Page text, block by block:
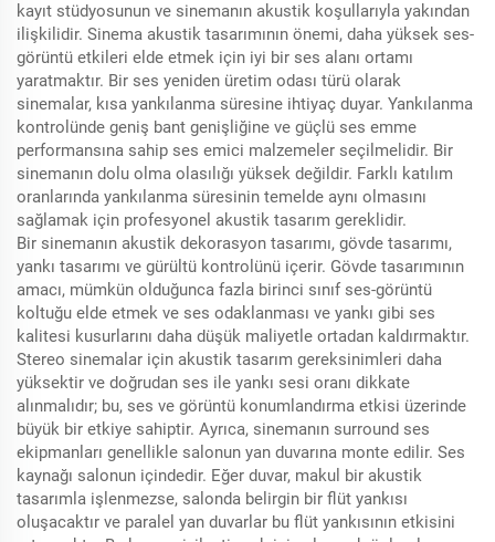
kayıt stüdyosunun ve sinemanın akustik koşullarıyla yakından
ilişkilidir. Sinema akustik tasarımının önemi, daha yüksek ses-
görüntü etkileri elde etmek için iyi bir ses alanı ortamı
yaratmaktır. Bir ses yeniden üretim odası türü olarak
sinemalar, kısa yankılanma süresine ihtiyaç duyar. Yankılanma
kontrolünde geniş bant genişliğine ve güçlü ses emme
performansına sahip ses emici malzemeler seçilmelidir. Bir
sinemanın dolu olma olasılığı yüksek değildir. Farklı katılım
oranlarında yankılanma süresinin temelde aynı olmasını
sağlamak için profesyonel akustik tasarım gereklidir.
Bir sinemanın akustik dekorasyon tasarımı, gövde tasarımı,
yankı tasarımı ve gürültü kontrolünü içerir. Gövde tasarımının
amacı, mümkün olduğunca fazla birinci sınıf ses-görüntü
koltuğu elde etmek ve ses odaklanması ve yankı gibi ses
kalitesi kusurlarını daha düşük maliyetle ortadan kaldırmaktır.
Stereo sinemalar için akustik tasarım gereksinimleri daha
yüksektir ve doğrudan ses ile yankı sesi oranı dikkate
alınmalıdır; bu, ses ve görüntü konumlandırma etkisi üzerinde
büyük bir etkiye sahiptir. Ayrıca, sinemanın surround ses
ekipmanları genellikle salonun yan duvarına monte edilir. Ses
kaynağı salonun içindedir. Eğer duvar, makul bir akustik
tasarımla işlenmezse, salonda belirgin bir flüt yankısı
oluşacaktır ve paralel yan duvarlar bu flüt yankısının etkisini